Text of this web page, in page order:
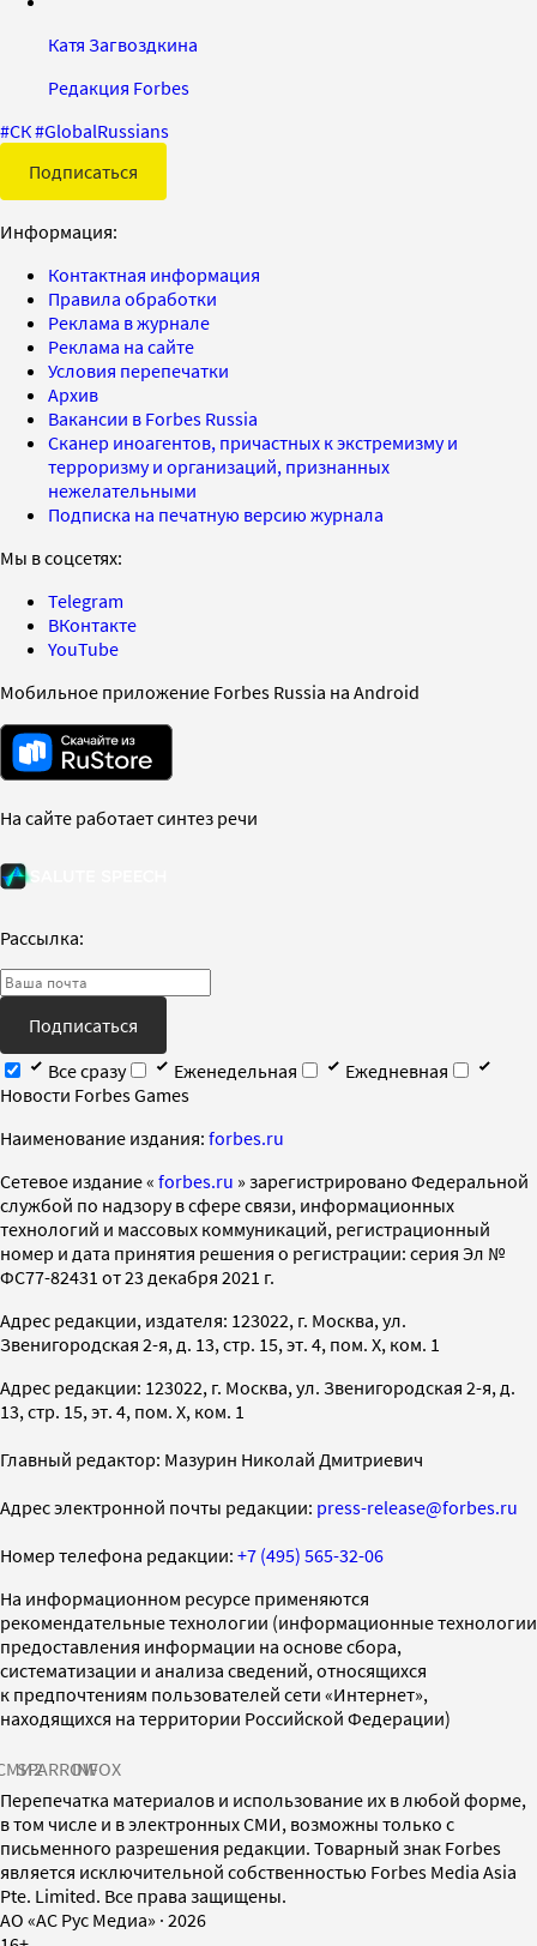
Катя Загвоздкина
Редакция Forbes
#СК#GlobalRussians
Подписаться
Информация:
Контактная информация
Правила обработки
Реклама в журнале
Реклама на сайте
Условия перепечатки
Архив
Вакансии в Forbes Russia
Сканер иноагентов, причастных к экстремизму и
терроризму и организаций, признанных
нежелательными
Подписка на печатную версию журнала
Мы в соцсетях:
Telegram
ВКонтакте
YouTube
Мобильное приложение Forbes Russia на Android
На сайте работает синтез речи
Рассылка:
Подписаться
Все сразу
Еженедельная
Ежедневная
Новости Forbes Games
Наименование издания: forbes.ru
Cетевое издание « forbes.ru » зарегистрировано Федеральной
службой по надзору в сфере связи, информационных
технологий и массовых коммуникаций, регистрационный
номер и дата принятия решения о регистрации: серия Эл №
ФС77-82431 от 23 декабря 2021 г.
Адрес редакции, издателя: 123022, г. Москва, ул.
Звенигородская 2-я, д. 13, стр. 15, эт. 4, пом. X, ком. 1
Адрес редакции: 123022, г. Москва, ул. Звенигородская 2-я, д.
13, стр. 15, эт. 4, пом. X, ком. 1
Главный редактор: Мазурин Николай Дмитриевич
Адрес электронной почты редакции: press-release@forbes.ru
Номер телефона редакции: +7 (495) 565-32-06
На информационном ресурсе применяются
рекомендательные технологии (информационные технологии
предоставления информации на основе сбора,
систематизации и анализа сведений, относящихся
к предпочтениям пользователей сети «Интернет»,
находящихся на территории Российской Федерации)
SPARROWINFOX
Перепечатка материалов и использование их в любой форме,
в том числе и в электронных СМИ, возможны только с
письменного разрешения редакции. Товарный знак Forbes
является исключительной собственностью Forbes Media Asia
Pte. Limited. Все права защищены.
AO «АС Рус Медиа» · 2026